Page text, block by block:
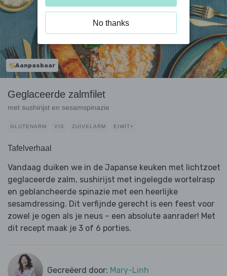
Aanpasbaar
Geglaceerde zalmfilet
met sushirijst en sesamspinazie
GLUTENARM VIS ZUIVELARM EIWIT+
Tafelverhaal
Vandaag duiken we in de Japanse keuken met lichtzoet
geglaceerde zalm, sushirijst met ingelegde wortelrasp
en geblancheerde spinazie met een heerlijke
sesamdressing. Dit verfijnde gerecht is een feest voor
zowel je ogen als je neus – een absolute aanrader! Met
dit recept maak je 3 of 6 porties.
Gecreëerd door: Mary-Linh
No thanks